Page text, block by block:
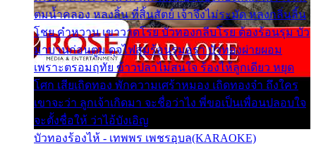
ตมน้ำคลอง หลงลิ้น ที่สิ้นสัตย์ เจ้าจึงไม่ระมัด หลงกลิ่นลิ้น
โชย คำหวาน เขาวาดโรย บัวทองกลีบโรย ต้องร้อนรุม บัว
มาบานก่อนตูม ดุจไฟสุมร้อนรุมอุรา บัวทองผ่ายผอม
เพราะตรอมฤทัย ข้าวปลาไม่สนใจ ร้องไห้ลูกเดียว หยุด
โศก เสียเถิดทอง พักความเศร้าหมอง เถิดทองจ๋า ถึงใคร
เขาจะว่า ลูกเจ้าเกิดมา จะชื่อว่าไง พี่ขอเป็นเพื่อนปลอบใจ
จะตั้งชื่อให้ ว่าไอ้บังเอิญ
บัวทองร้องไห้ - เทพพร เพชรอุบล(KARAOKE)